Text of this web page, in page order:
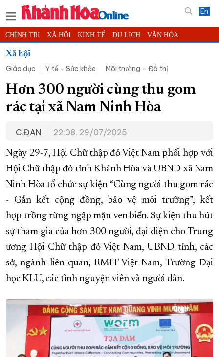
En
CHÍNH TRỊ XÃ HỘI KINH TẾ DU LỊCH VĂN HÓA
THỂ THAO
KHOA HỌC - CÔNG NGHỆ PHÁP LUẬT BẠN ĐỌC
THẾ GIỚI MULTIMEDIA VIDEO ĐỌC BÁO ONLINE
PODCAST THÔNG TIN - QUẢNG CÁO
TRƯỜNG SA BIỂN ĐẢO QUÊ HƯƠNG
CHUNG TAY CẢI CÁCH HÀNH CHÍNH
XÂY DỰNG NÔNG THÔN MỚI LỊCH CẮT ĐIỆN
TÀU - XE - MÁY BAY
KỶ NIỆM 370 NĂM XÂY DỰNG VÀ PHÁT TRIỂN TỈNH KHÁNH HÒA
KHOẢNH KHẮC ĐẸP XỨ TRẦM
XÂY DỰNG KHÁNH HÒA TRỞ THÀNH THÀNH PHỐ TRỰC THUỘC
ĐẠI HỘI ĐẢNG CÁC CẤP TRANG CHỦ VỀ BÁO KHÁNH HÒA
Xã hội
Giáo dục
Y tế - Sức khỏe Môi trường – Đô thị
Hơn 300 người cùng thu gom
rác tại xã Nam Ninh Hòa
C.ĐAN 22:08, 29/07/2025
Ngày 29-7, Hội Chữ thập đỏ Việt Nam phối hợp với
Hội Chữ thập đỏ tỉnh Khánh Hòa và UBND xã Nam
Ninh Hòa tổ chức sự kiện “Cùng người thu gom rác
- Gắn kết cộng đồng, bảo vệ môi trường”, kết
hợp trồng rừng ngập mặn ven biển. Sự kiện thu hút
sự tham gia của hơn 300 người, đại diện cho Trung
ương Hội Chữ thập đỏ Việt Nam, UBND tỉnh, các
sở, ngành liên quan, RMIT Việt Nam, Trường Đại
học KLU, các tình nguyện viên và người dân.